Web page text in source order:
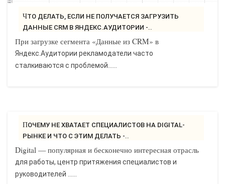
ЧТО ДЕЛАТЬ, ЕСЛИ НЕ ПОЛУЧАЕТСЯ ЗАГРУЗИТЬ
ДАННЫЕ CRM В ЯНДЕКС.АУДИТОРИИ -..
При загрузке сегмента «Данные из CRM» в
Яндекс.Аудитории рекламодатели часто
сталкиваются с проблемой......
ПОЧЕМУ НЕ ХВАТАЕТ СПЕЦИАЛИСТОВ НА DIGITAL-
РЫНКЕ И ЧТО С ЭТИМ ДЕЛАТЬ -..
Digital — популярная и бесконечно интересная отрасль
для работы, центр притяжения специалистов и
руководителей ......